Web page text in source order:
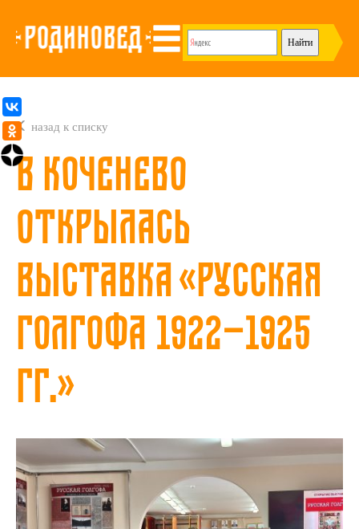
назад к списку
В Коченево
открылась
выставка «Русская
Голгофа 1922—1925
гг.»